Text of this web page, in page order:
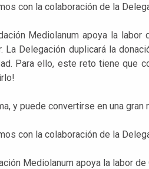
con la colaboración de la
Mediolanum apoya la labor
La Delegación duplicará la
Para ello, este reto tiene que
y puede convertirse en una gran
con la colaboración de la
Mediolanum apoya la labor de